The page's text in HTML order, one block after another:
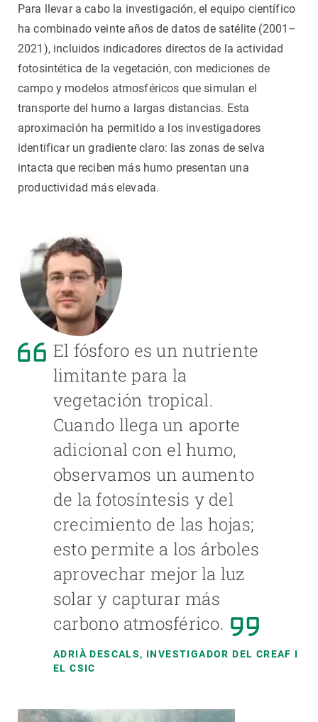
Para llevar a cabo la investigación, el equipo científico
ha combinado veinte años de datos de satélite (2001–
2021), incluidos indicadores directos de la actividad
fotosintética de la vegetación, con mediciones de
campo y modelos atmosféricos que simulan el
transporte del humo a largas distancias. Esta
aproximación ha permitido a los investigadores
identificar un gradiente claro: las zonas de selva
intacta que reciben más humo presentan una
productividad más elevada.
El fósforo es un nutriente
limitante para la
vegetación tropical.
Cuando llega un aporte
adicional con el humo,
observamos un aumento
de la fotosíntesis y del
crecimiento de las hojas;
esto permite a los árboles
aprovechar mejor la luz
solar y capturar más
carbono atmosférico.
ADRIÀ DESCALS, INVESTIGADOR DEL CREAF I
EL CSIC